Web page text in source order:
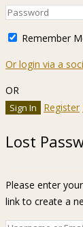
Remember
Or login via a
OR
Register
Lost
Please enter
link to create a